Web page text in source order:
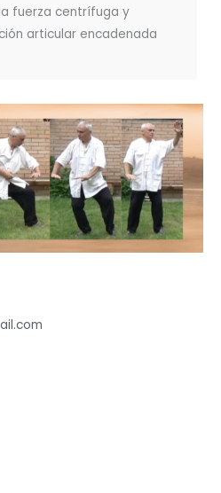
fuerza centrífuga y
articular encadenada